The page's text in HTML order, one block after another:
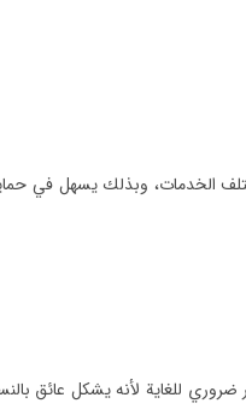
الخدمات، وبذلك يسهل في
ضروري للغاية لأنه يشكل عائق